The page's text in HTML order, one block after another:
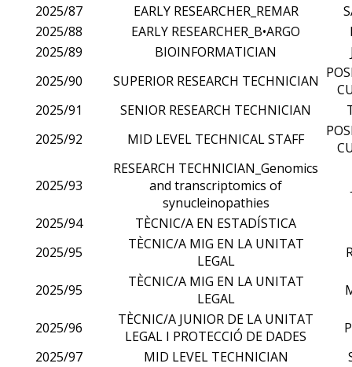
2025/87
EARLY RESEARCHER_REMAR
2025/88
EARLY RESEARCHER_B•ARGO
2025/89
BIOINFORMATICIAN
2025/90
SUPERIOR RESEARCH TECHNICIAN
2025/91
SENIOR RESEARCH TECHNICIAN
2025/92
MID LEVEL TECHNICAL STAFF
2025/93
RESEARCH TECHNICIAN_Genomics
and transcriptomics of
synucleinopathies
2025/94 TÈCNIC/A EN ESTADÍSTICA
2025/95
TÈCNIC/A MIG EN LA UNITAT
LEGAL
2025/95
TÈCNIC/A MIG EN LA UNITAT
LEGAL
2025/96
TÈCNIC/A JUNIOR DE LA UNITAT
LEGAL I PROTECCIÓ DE DADES
2025/97
MID LEVEL TECHNICIAN